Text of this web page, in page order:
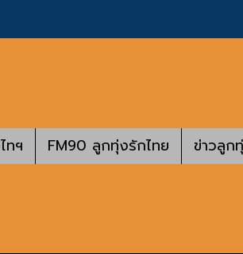
ทฯ FM90 ลูกทุ่งรักไทย ข่าวลูก